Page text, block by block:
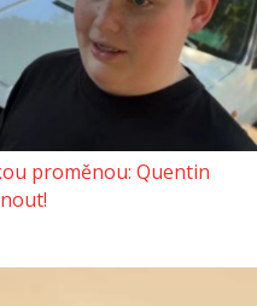
proměnou: Quentin